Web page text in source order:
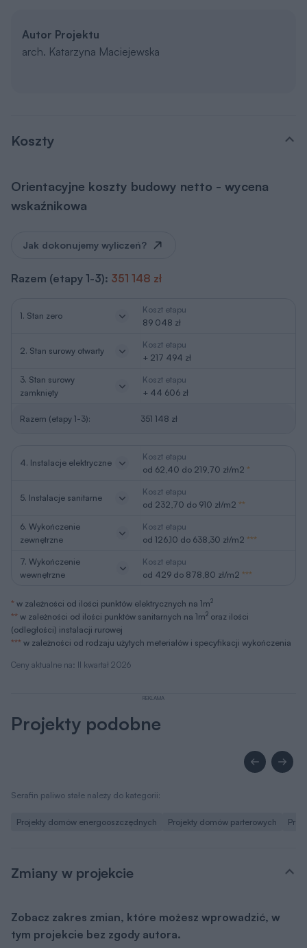
Autor Projektu
arch. Katarzyna Maciejewska
Koszty
Orientacyjne koszty budowy netto - wycena
wskaźnikowa
Ceny aktualne na: II kwartał 2026
Jak dokonujemy wyliczeń?
Razem (etapy 1-3): 351 148 zł
1. Stan zero
Koszt etapu
89 048 zł
2. Stan surowy otwarty
Koszt etapu
+ 217 494 zł
3. Stan surowy
zamknięty
Koszt etapu
+ 44 606 zł
Razem (etapy 1-3): 351 148 zł
4. Instalacje elektryczne
Koszt etapu
od 62,40 do 219,70 zł/m2 *
5. Instalacje sanitarne
Koszt etapu
od 232,70 do 910 zł/m2 **
6. Wykończenie
zewnętrzne
Koszt etapu
od 126,10 do 638,30 zł/m2 ***
7. Wykończenie
wewnętrzne
Koszt etapu
od 429 do 878,80 zł/m2 ***
* w zależności od ilości punktów elektrycznych na 1m2
** w zależności od ilości punktów sanitarnych na 1m2 oraz ilości
(odległości) instalacji rurowej
*** w zależności od rodzaju użytych meteriałów i specyfikacji wykończenia
REKLAMA
Projekty podobne
Serafin paliwo stałe należy do kategorii:
Projekty domów energooszczędnych Projekty domów parterowych
Zmiany w projekcie
Zobacz zakres zmian, które możesz wprowadzić, w
tym projekcie bez zgody autora.